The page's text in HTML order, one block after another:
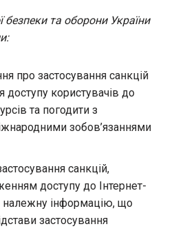
безпеки та оборони України
про застосування санкцій
користувачів до
та погодити з
зобов’язаннями
санкцій,
доступу до Інтернет-
належну інформацію, що
застосування